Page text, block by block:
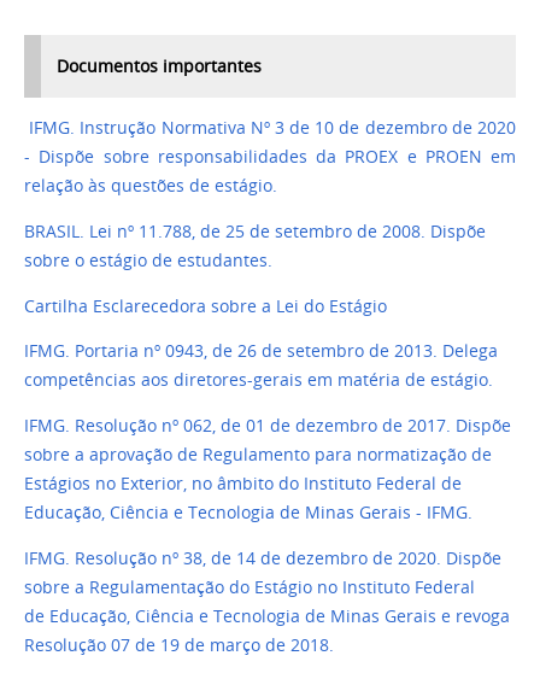
Documentos importantes
IFMG. Instrução Normativa Nº 3 de 10 de dezembro de 2020
- Dispõe sobre responsabilidades da PROEX e PROEN em
relação às questões de estágio.
BRASIL. Lei nº 11.788, de 25 de setembro de 2008. Dispõe
sobre o estágio de estudantes.
Cartilha Esclarecedora sobre a Lei do Estágio
IFMG. Portaria nº 0943, de 26 de setembro de 2013. Delega
competências aos diretores-gerais em matéria de estágio.
IFMG. Resolução nº 062, de 01 de dezembro de 2017. Dispõe
sobre a aprovação de Regulamento para normatização de
Estágios no Exterior, no âmbito do Instituto Federal de
Educação, Ciência e Tecnologia de Minas Gerais - IFMG.
IFMG. Resolução nº 38, de 14 de dezembro de 2020. Dispõe
sobre a Regulamentação do Estágio no Instituto Federal
de Educação, Ciência e Tecnologia de Minas Gerais e revoga
Resolução 07 de 19 de março de 2018.